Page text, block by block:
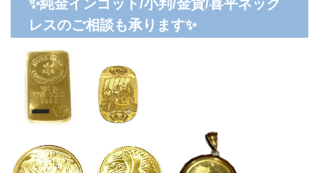
✨純金インゴット/小判/金貨/喜平ネック
レスのご相談も承ります✨